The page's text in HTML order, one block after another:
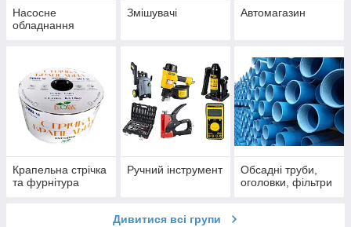
Насосне
обладнання
Змішувачі Автомагазин
Крапельна стрічка
та фурнітура
Ручний інструмент
Обсадні труби,
оголовки, фільтри
Дивитися всі групи